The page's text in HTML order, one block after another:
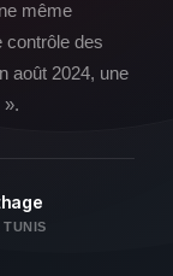
même
contrôle des
août 2024, une
».